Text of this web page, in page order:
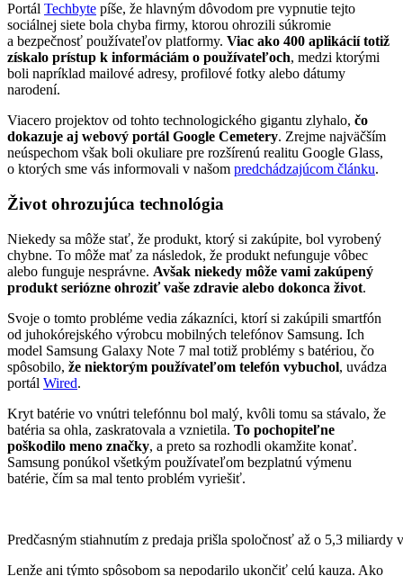
Portál Techbyte píše, že hlavným dôvodom pre vypnutie tejto
sociálnej siete bola chyba firmy, ktorou ohrozili súkromie
a bezpečnosť používateľov platformy. Viac ako 400 aplikácií totiž
získalo prístup k informáciám o používateľoch, medzi ktorými
boli napríklad mailové adresy, profilové fotky alebo dátumy
narodení.
Viacero projektov od tohto technologického gigantu zlyhalo, čo
dokazuje aj webový portál Google Cemetery. Zrejme najväčším
neúspechom však boli okuliare pre rozšírenú realitu Google Glass,
o ktorých sme vás informovali v našom predchádzajúcom článku.
Život ohrozujúca technológia
Niekedy sa môže stať, že produkt, ktorý si zakúpite, bol vyrobený
chybne. To môže mať za následok, že produkt nefunguje vôbec
alebo funguje nesprávne. Avšak niekedy môže vami zakúpený
produkt seriózne ohroziť vaše zdravie alebo dokonca život.
Svoje o tomto probléme vedia zákazníci, ktorí si zakúpili smartfón
od juhokórejského výrobcu mobilných telefónov Samsung. Ich
model Samsung Galaxy Note 7 mal totiž problémy s batériou, čo
spôsobilo, že niektorým používateľom telefón vybuchol, uvádza
portál Wired.
Kryt batérie vo vnútri telefónnu bol malý, kvôli tomu sa stávalo, že
batéria sa ohla, zaskratovala a vznietila. To pochopiteľne
poškodilo meno značky, a preto sa rozhodli okamžite konať.
Samsung ponúkol všetkým používateľom bezplatnú výmenu
batérie, čím sa mal tento problém vyriešiť.
Predčasným stiahnutím z predaja prišla spoločnosť až o 5,3
Lenže ani týmto spôsobom sa nepodarilo ukončiť celú kauza. Ako